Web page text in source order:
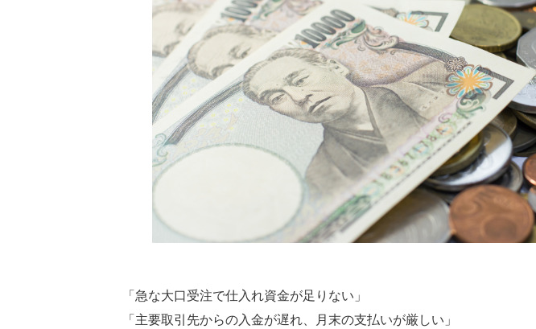
「急な大口受注で仕入れ資金が足りない」
「主要取引先からの入金が遅れ、月末の支払いが厳しい」